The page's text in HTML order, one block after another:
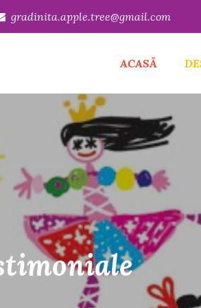
gradinita.apple.tree@gmail.com
ACASĂ